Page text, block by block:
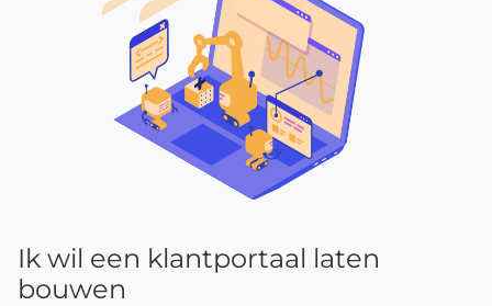
Ik wil een klantportaal laten
bouwen